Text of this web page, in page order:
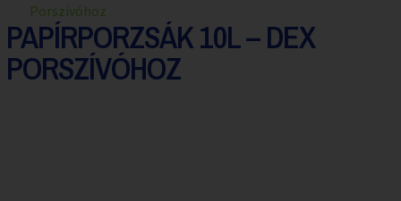
Porszívóhoz
PAPÍRPORZSÁK 10L – DEX
PORSZÍVÓHOZ